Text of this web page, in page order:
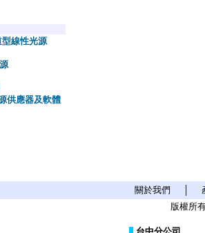
線性光源
供應器及軟體
關於我們
版權所